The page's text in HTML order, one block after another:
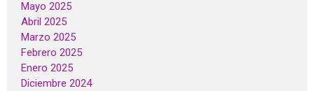
Mayo 2025
Abril 2025
Marzo 2025
Febrero 2025
Enero 2025
Diciembre 2024